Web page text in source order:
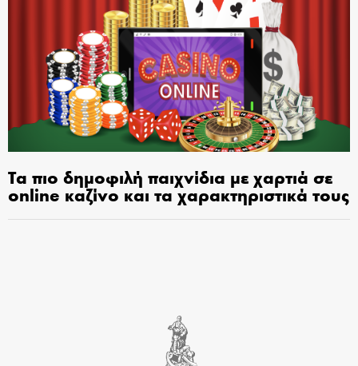
Τα πιο δημοφιλή παιχνίδια με χαρτιά σε
online καζίνο και τα χαρακτηριστικά τους